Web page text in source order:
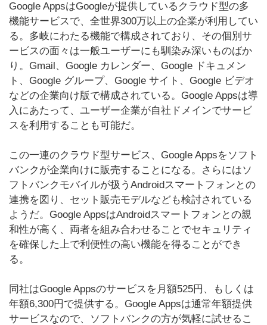
Google AppsはGoogleが提供しているクラウド型の多
機能サービスで、全世界300万以上の企業が利用してい
る。多岐にわたる機能で構成されており、その個別サ
ービスの面々は一般ユーザーにも馴染み深いものばか
り。Gmail、Google カレンダー、Google ドキュメン
ト、Google グループ、Google サイト、Google ビデオ
などの企業向け版で構成されている。Google Appsは導
入にあたって、ユーザー企業が自社ドメインでサービ
スを利用することも可能だ。
この一連のクラウド型サービス、Google Appsをソフト
バンクが企業向けに販売することになる。さらにはソ
フトバンクモバイルが扱うAndroidスマートフォンとの
連携を図り、セット販売モデルなども検討されている
ようだ。Google AppsはAndroidスマートフォンとの親
和性が高く、両者を組み合わせることでセキュリティ
を確保した上で利便性の高い機能を得ることができ
る。
同社はGoogle Appsのサービスを月額525円、もしくは
年額6,300円で提供する。Google Appsは通常年額提供
サービスなので、ソフトバンクの方が気軽に試せるこ